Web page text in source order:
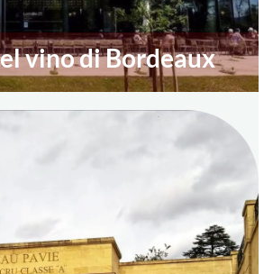
vino di Bordeaux